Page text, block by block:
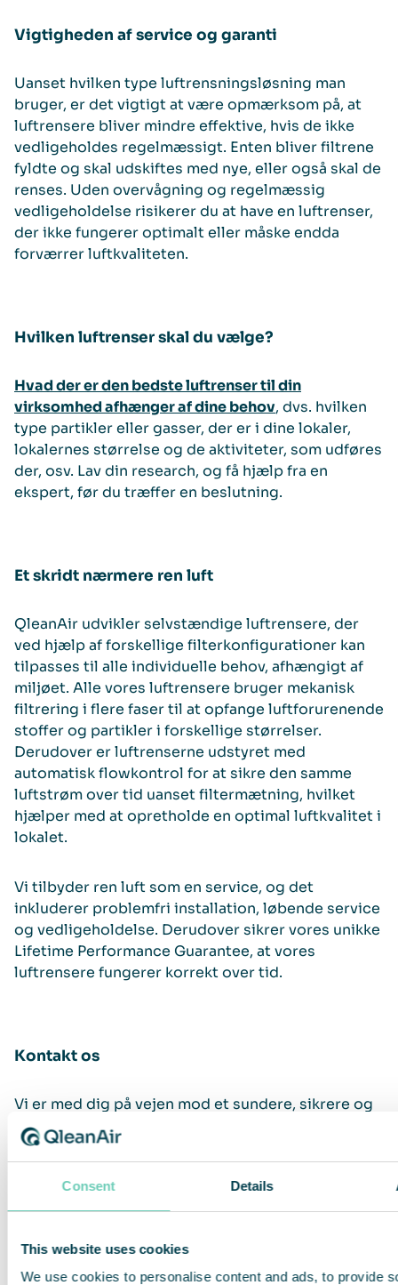
Consent Details
This website uses cookies
We use cookies to personalise content and ads, to provide
Vigtigheden af service og garanti
Uanset hvilken type luftrensningsløsning man
bruger, er det vigtigt at være opmærksom på, at
luftrensere bliver mindre effektive, hvis de ikke
vedligeholdes regelmæssigt. Enten bliver filtrene
fyldte og skal udskiftes med nye, eller også skal de
renses. Uden overvågning og regelmæssig
vedligeholdelse risikerer du at have en luftrenser,
der ikke fungerer optimalt eller måske endda
forværrer luftkvaliteten.
Hvilken luftrenser skal du vælge?
Hvad der er den bedste luftrenser til din
virksomhed afhænger af dine behov, dvs. hvilken
type partikler eller gasser, der er i dine lokaler,
lokalernes størrelse og de aktiviteter, som udføres
der, osv. Lav din research, og få hjælp fra en
ekspert, før du træffer en beslutning.
Et skridt nærmere ren luft
QleanAir udvikler selvstændige luftrensere, der
ved hjælp af forskellige filterkonfigurationer kan
tilpasses til alle individuelle behov, afhængigt af
miljøet. Alle vores luftrensere bruger mekanisk
filtrering i flere faser til at opfange luftforurenende
stoffer og partikler i forskellige størrelser.
Derudover er luftrenserne udstyret med
automatisk flowkontrol for at sikre den samme
luftstrøm over tid uanset filtermætning, hvilket
hjælper med at opretholde en optimal luftkvalitet i
lokalet.
Vi tilbyder ren luft som en service, og det
inkluderer problemfri installation, løbende service
og vedligeholdelse. Derudover sikrer vores unikke
Lifetime Performance Guarantee, at vores
luftrensere fungerer korrekt over tid.
Kontakt os
Vi er med dig på vejen mod et sundere, sikrere og
mere produktivt arbejdsmiljø. Kontakt os for en
gratis konsultation.